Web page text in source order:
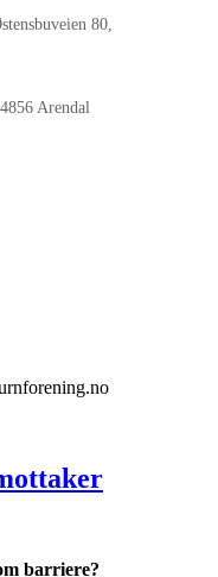
80,
Arendal
barriere?